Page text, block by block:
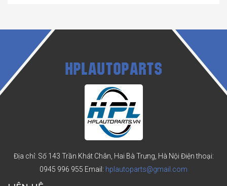
HPLAUTOPARTS
Địa chỉ: Số 143 Trần Khát Chân, Hai Bà Trưng, Hà Nội Điện thoại:
0945 996 955 Email: hplautoparts@gmail.com